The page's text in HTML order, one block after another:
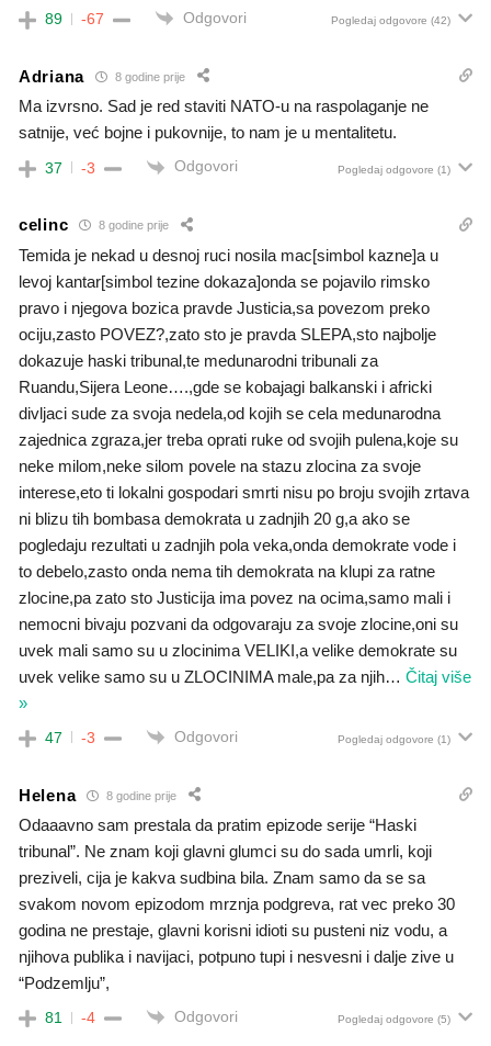
89 -67 Odgovori Pogledaj odgovore (42)
Adriana 8 godine prije
Ma izvrsno. Sad je red staviti NATO-u na raspolaganje ne
satnije, već bojne i pukovnije, to nam je u mentalitetu.
37 -3 Odgovori Pogledaj odgovore (1)
celinc 8 godine prije
Temida je nekad u desnoj ruci nosila mac[simbol kazne]a u
levoj kantar[simbol tezine dokaza]onda se pojavilo rimsko
pravo i njegova bozica pravde Justicia,sa povezom preko
ociju,zasto POVEZ?,zato sto je pravda SLEPA,sto najbolje
dokazuje haski tribunal,te medunarodni tribunali za
Ruandu,Sijera Leone….,gde se kobajagi balkanski i africki
divljaci sude za svoja nedela,od kojih se cela medunarodna
zajednica zgraza,jer treba oprati ruke od svojih pulena,koje su
neke milom,neke silom povele na stazu zlocina za svoje
interese,eto ti lokalni gospodari smrti nisu po broju svojih zrtava
ni blizu tih bombasa demokrata u zadnjih 20 g,a ako se
pogledaju rezultati u zadnjih pola veka,onda demokrate vode i
to debelo,zasto onda nema tih demokrata na klupi za ratne
zlocine,pa zato sto Justicija ima povez na ocima,samo mali i
nemocni bivaju pozvani da odgovaraju za svoje zlocine,oni su
uvek mali samo su u zlocinima VELIKI,a velike demokrate su
uvek velike samo su u ZLOCINIMA male,pa za njih… Čitaj više
»
47 -3 Odgovori Pogledaj odgovore (1)
Helena 8 godine prije
Odaaavno sam prestala da pratim epizode serije “Haski
tribunal”. Ne znam koji glavni glumci su do sada umrli, koji
preziveli, cija je kakva sudbina bila. Znam samo da se sa
svakom novom epizodom mrznja podgreva, rat vec preko 30
godina ne prestaje, glavni korisni idioti su pusteni niz vodu, a
njihova publika i navijaci, potpuno tupi i nesvesni i dalje zive u
“Podzemlju”,
81 -4 Odgovori Pogledaj odgovore (5)